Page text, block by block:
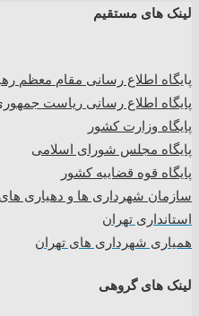
لینک های مستقیم
پایگاه اطلاع رسانی مقام معظم
پایگاه اطلاع رسانی ریاست
پایگاه وزارت کشور
پایگاه مجلس شورای اسلامی
پایگاه قوه قضاییه کشور
سازمان شهرداری ها و دهیاری
استانداری تهران
همیاری شهرداری های تهران
لینک های گروهی